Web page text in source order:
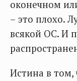
оконечном
– это плохо.
всякой ОС. И
Истина в